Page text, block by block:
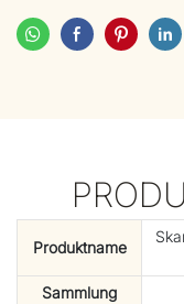
Produktname
Sammlung